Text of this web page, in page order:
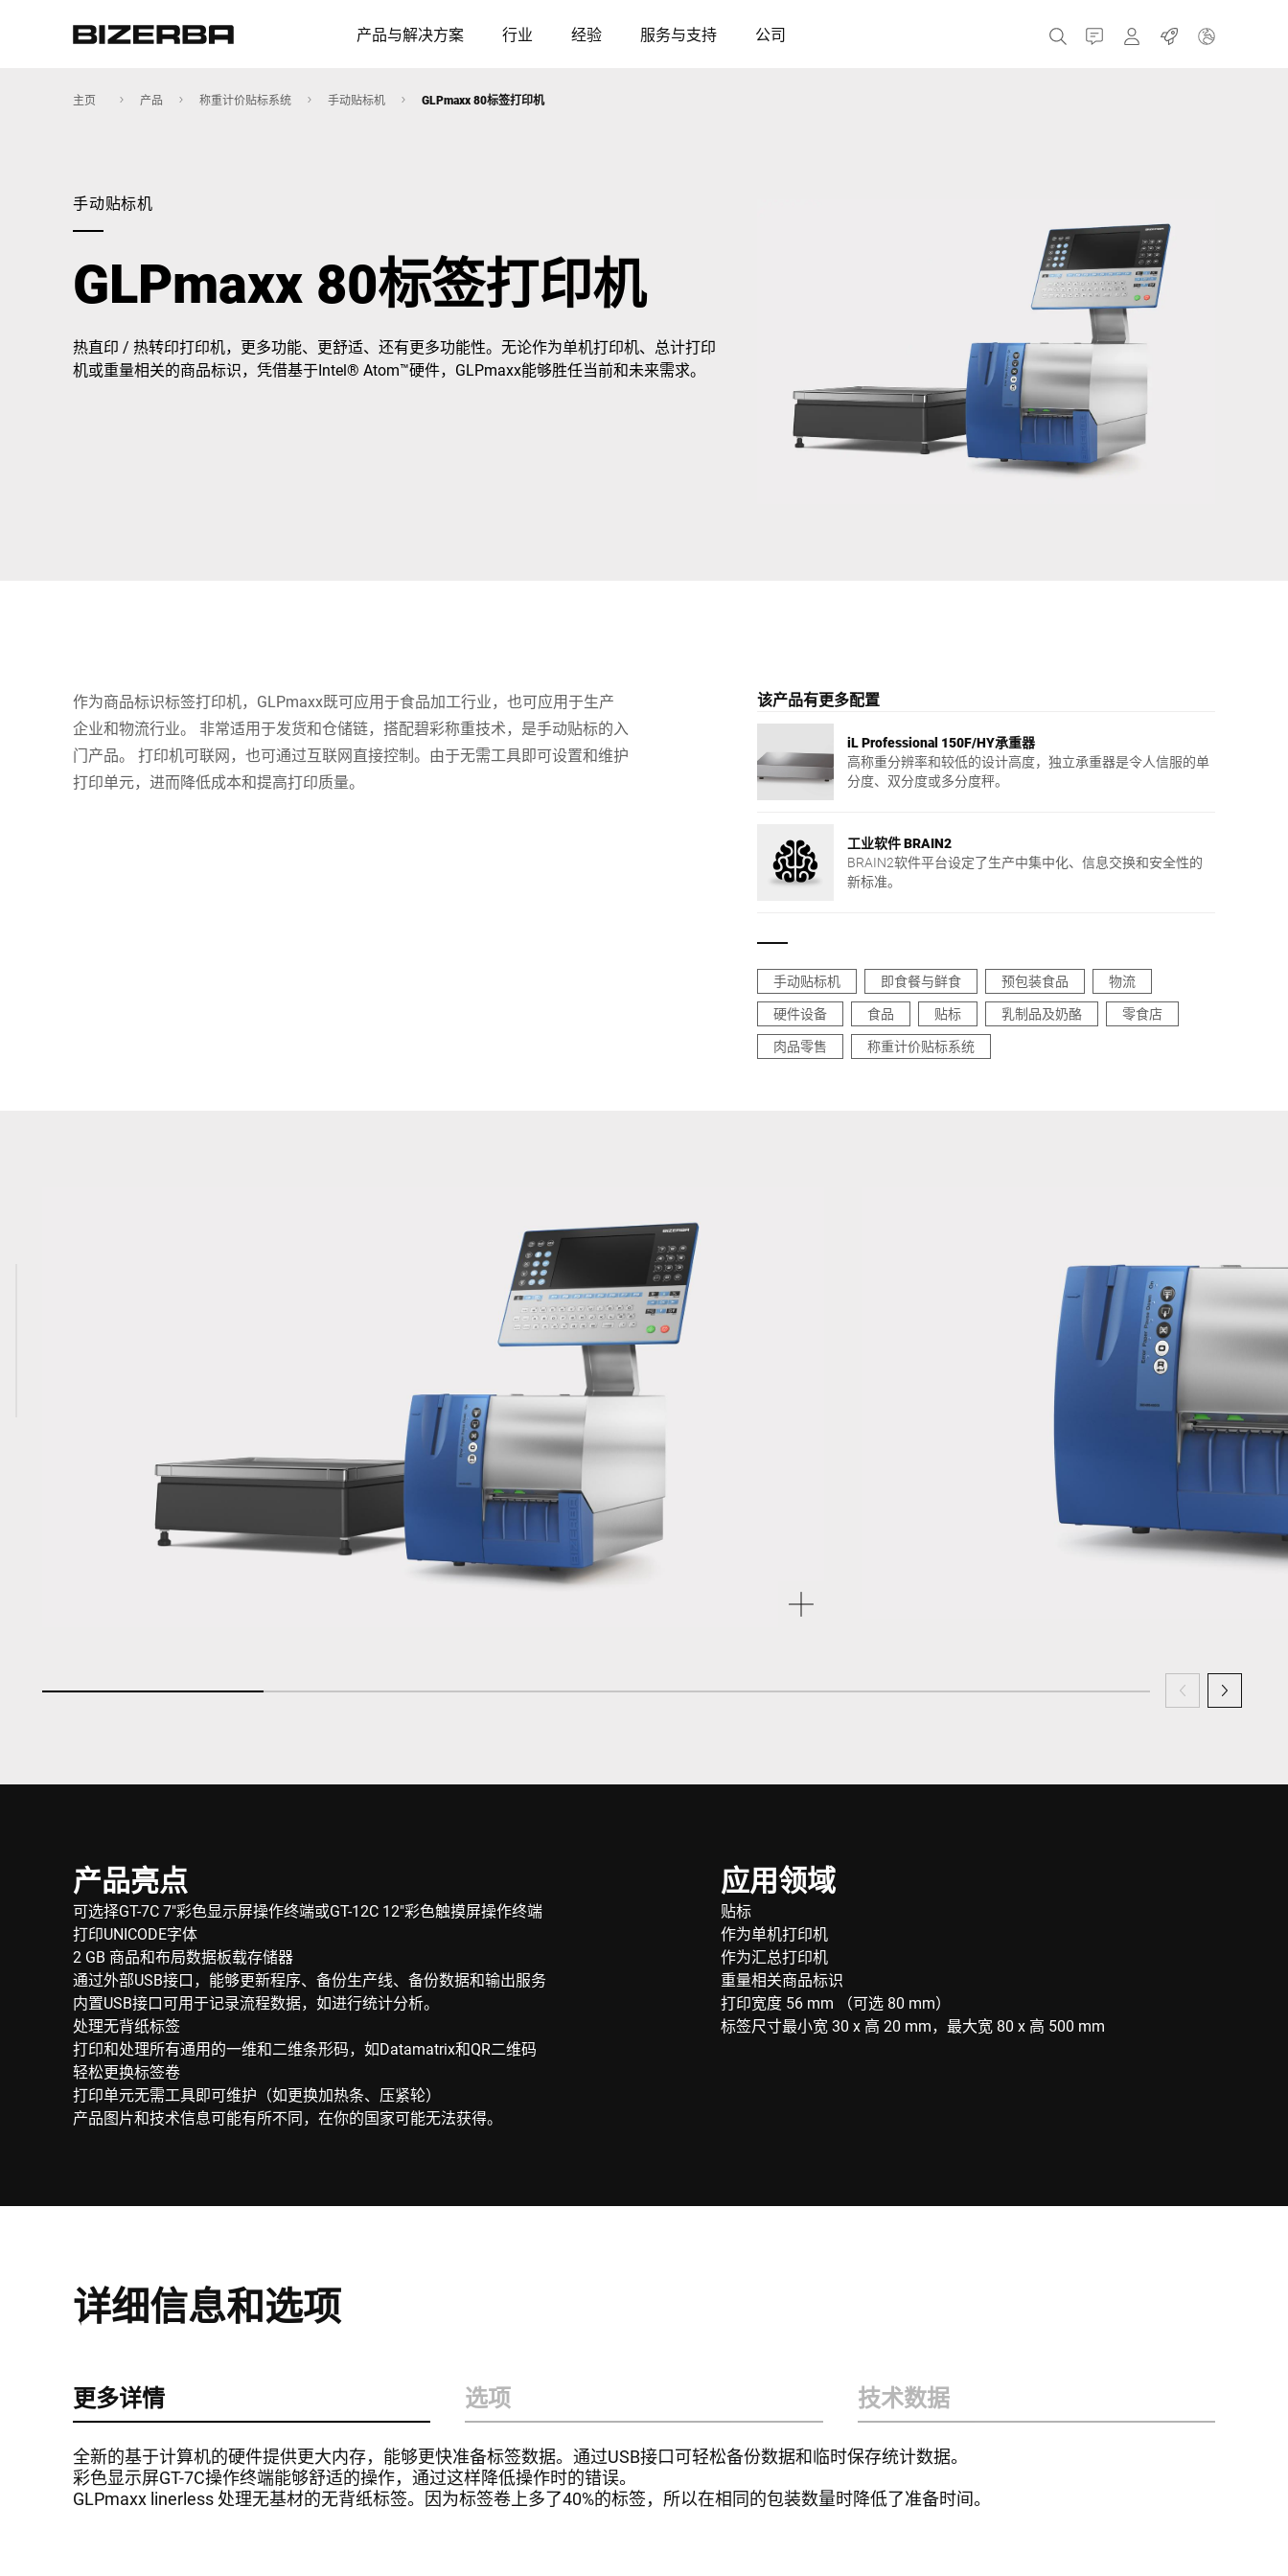
产品与解决方案 行业 经验 服务与支持 公司 接触 MyBizerba
职业
希腊
匈牙利 荷兰
波兰 俄罗斯
斯洛伐克 西班牙
乌克兰
美国
亚洲
澳大利亚
主页 产品 称重计价贴标系统 手动贴标机 GLPmaxx 80标签打印机
手动贴标机
GLPmaxx 80标签打印机
热直印 / 热转印打印机，更多功能、更舒适、还有更多功能性。无论作为单机打印机、总计打印
机或重量相关的商品标识，凭借基于Intel® Atom™硬件，GLPmaxx能够胜任当前和未来需求。
作为商品标识标签打印机，GLPmaxx既可应用于食品加工行业，也可应用于生产
企业和物流行业。 非常适用于发货和仓储链，搭配碧彩称重技术，是手动贴标的入
门产品。 打印机可联网，也可通过互联网直接控制。由于无需工具即可设置和维护
打印单元，进而降低成本和提高打印质量。
该产品有更多配置
iL Professional 150F/HY承重器
高称重分辨率和较低的设计高度，独立承重器是令人信服的单
分度、双分度或多分度秤。
工业软件 BRAIN2
BRAIN2软件平台设定了生产中集中化、信息交换和安全性的
新标准。
手动贴标机 即食餐与鲜食 预包装食品
物流
硬件设备
食品 贴标 乳制品及奶酪
零食店
肉品零售
称重计价贴标系统
产品亮点
可选择GT-7C 7"彩色显示屏操作终端或GT-12C 12"彩色触摸屏操作终端
打印UNICODE字体
2 GB 商品和布局数据板载存储器
通过外部USB接口，能够更新程序、备份生产线、备份数据和输出服务
内置USB接口可用于记录流程数据，如进行统计分析。
处理无背纸标签
打印和处理所有通用的一维和二维条形码，如Datamatrix和QR二维码
轻松更换标签卷
打印单元无需工具即可维护（如更换加热条、压紧轮）
产品图片和技术信息可能有所不同，在你的国家可能无法获得。
应用领域
贴标
作为单机打印机
作为汇总打印机
重量相关商品标识
打印宽度 56 mm （可选 80 mm）
标签尺寸最小宽 30 x 高 20 mm，最大宽 80 x 高 500 mm
详细信息和选项
更多详情 选项 技术数据
全新的基于计算机的硬件提供更大内存，能够更快准备标签数据。通过USB接口可轻松备份数据和临时保存统计数据。
彩色显示屏GT-7C操作终端能够舒适的操作，通过这样降低操作时的错误。
GLPmaxx linerless 处理无基材的无背纸标签。因为标签卷上多了40%的标签，所以在相同的包装数量时降低了准备时间。